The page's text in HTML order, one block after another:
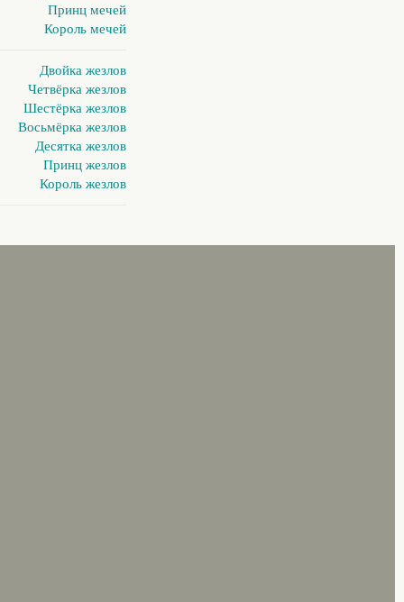
Принц мечей
Король мечей
Двойка жезлов
Четвёрка жезлов
Шестёрка жезлов
Восьмёрка жезлов
Десятка жезлов
Принц жезлов
Король жезлов